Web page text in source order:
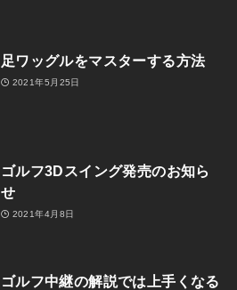
足ワッグルをマスターする方法
2021年5月25日
ゴルフ3Dスイング発売のお知ら
せ
2021年4月8日
ゴルフ中継の解説では上手くなる